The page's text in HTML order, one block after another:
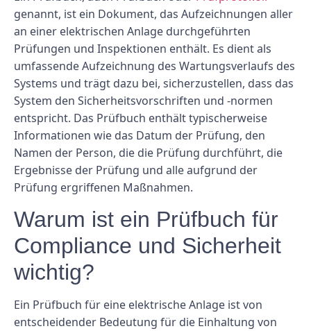
genannt, ist ein Dokument, das Aufzeichnungen aller
an einer elektrischen Anlage durchgeführten
Prüfungen und Inspektionen enthält. Es dient als
umfassende Aufzeichnung des Wartungsverlaufs des
Systems und trägt dazu bei, sicherzustellen, dass das
System den Sicherheitsvorschriften und -normen
entspricht. Das Prüfbuch enthält typischerweise
Informationen wie das Datum der Prüfung, den
Namen der Person, die die Prüfung durchführt, die
Ergebnisse der Prüfung und alle aufgrund der
Prüfung ergriffenen Maßnahmen.
Warum ist ein Prüfbuch für
Compliance und Sicherheit
wichtig?
Ein Prüfbuch für eine elektrische Anlage ist von
entscheidender Bedeutung für die Einhaltung von